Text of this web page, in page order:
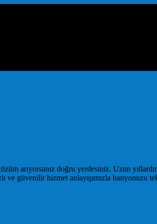
arıyorsanız doğru yerdesiniz. Uzun
güvenilir hizmet anlayışımızla banyonuzu